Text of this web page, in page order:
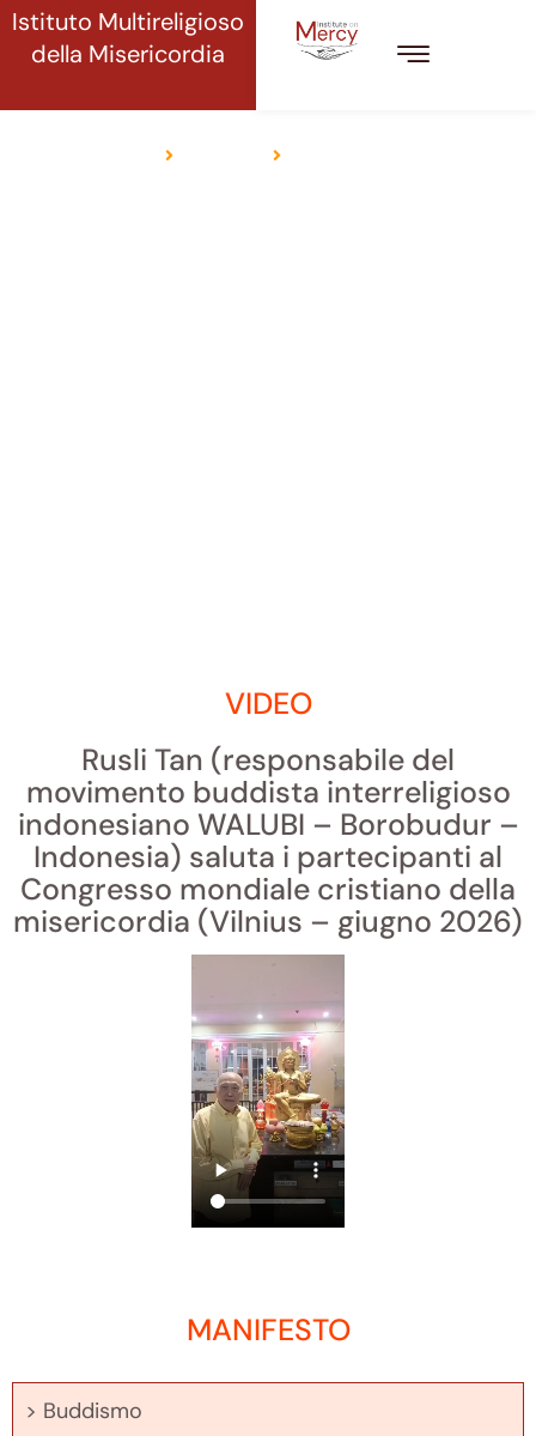
Istituto Multireligioso
della Misericordia
BUDDISMO
VIDEO
Rusli Tan (responsabile del
movimento buddista interreligioso
indonesiano WALUBI – Borobudur –
Indonesia) saluta i partecipanti al
Congresso mondiale cristiano della
misericordia (Vilnius – giugno 2026)
MANIFESTO
> Buddismo